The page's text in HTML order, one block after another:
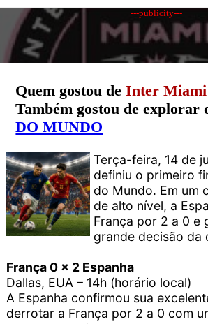
---publicity---
Quem gostou deInter
Também gostou de explorar
DO MUNDO
Terça-feira, 14 de
definiu o primeiro
do Mundo. Em um
de alto nível, a
França por 2 a 0 e
grande decisão da
França 0 x 2 Espanha
Dallas, EUA – 14h (horário local)
A Espanha confirmou sua
derrotar a França por 2 a 0 com